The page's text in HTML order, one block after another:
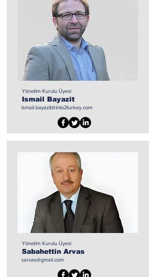
Yönetim Kurulu Üyesi
Ismail Bayazit
ismail.bayazit@into2turkey.com
Yönetim Kurulu Üyesi
Sabahettin Arvas
sarvas@gmail.com